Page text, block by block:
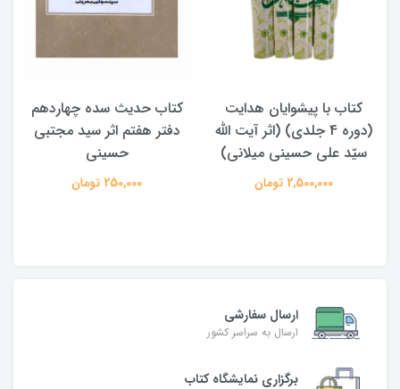
کتاب با پیشوایان هدایت
(دوره 4 جلدی) (اثر آیت الله
سیّد علی حسینی میلانی)
2,500,000 تومان
کتاب حدیث سده چهاردهم
دفتر هفتم اثر سید مجتبی
حسینی
250,000 تومان
ارسال سفارشی
ارسال به سراسر کشور
برگزاری نمایشگاه کتاب